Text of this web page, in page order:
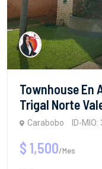
Townhouse En
Trigal Norte
Carabobo ID-MIO:
$ 1,500/Mes